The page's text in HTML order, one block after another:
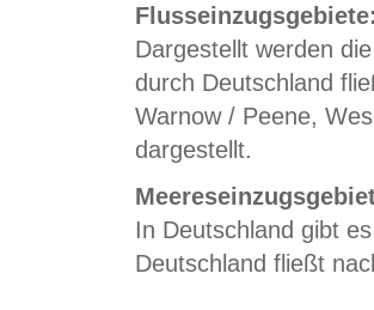
Dargestellt werden
durch Deutschland
Warnow / Peene,
dargestellt.
In Deutschland gibt
Deutschland fließt